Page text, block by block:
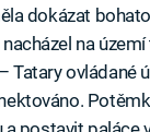
dokázat
na
Tatary ovládané